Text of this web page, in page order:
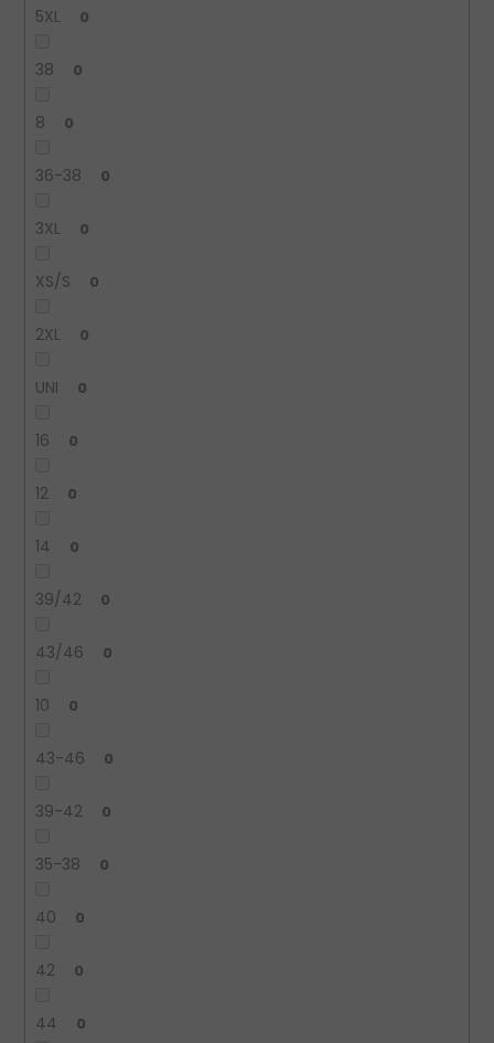
5XL 0
38 0
8 0
36-38 0
3XL 0
XS/S 0
2XL 0
UNI 0
16 0
12 0
14 0
39/42 0
43/46 0
10 0
43-46 0
39-42 0
35-38 0
40 0
42 0
44 0